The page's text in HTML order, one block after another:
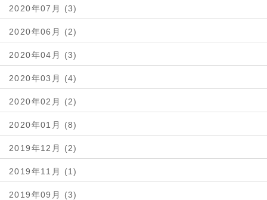
2020年07月 (3)
2020年06月 (2)
2020年04月 (3)
2020年03月 (4)
2020年02月 (2)
2020年01月 (8)
2019年12月 (2)
2019年11月 (1)
2019年09月 (3)